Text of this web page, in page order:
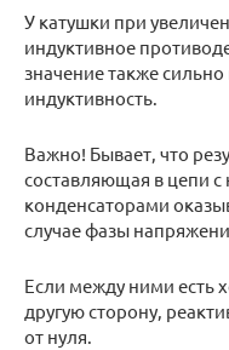
У катушки при
индуктивное
значение также
индуктивность.
Важно! Бывает, что
составляющая в цепи
конденсаторами
случае фазы
Если между ними есть
другую сторону,
от нуля.